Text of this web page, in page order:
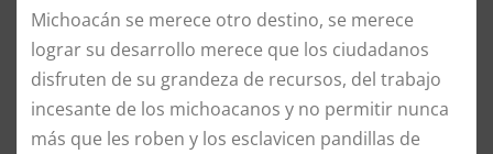
Michoacán se merece otro destino, se merece
lograr su desarrollo merece que los ciudadanos
disfruten de su grandeza de recursos, del trabajo
incesante de los michoacanos y no permitir nunca
más que les roben y los esclavicen pandillas de